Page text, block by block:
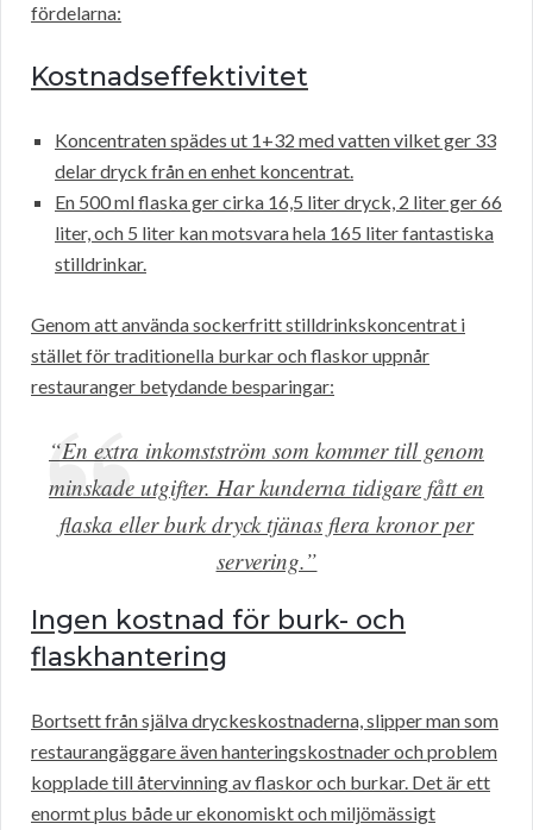
fördelarna:
Kostnadseffektivitet
Koncentraten spädes ut 1+32 med vatten vilket ger 33
delar dryck från en enhet koncentrat.
En 500 ml flaska ger cirka 16,5 liter dryck, 2 liter ger 66
liter, och 5 liter kan motsvara hela 165 liter fantastiska
stilldrinkar.
Genom att använda sockerfritt stilldrinkskoncentrat i
stället för traditionella burkar och flaskor uppnår
restauranger betydande besparingar:
“En extra inkomstström som kommer till genom
minskade utgifter. Har kunderna tidigare fått en
flaska eller burk dryck tjänas flera kronor per
servering.”
Ingen kostnad för burk- och
flaskhantering
Bortsett från själva dryckeskostnaderna, slipper man som
restaurangäggare även hanteringskostnader och problem
kopplade till återvinning av flaskor och burkar. Det är ett
enormt plus både ur ekonomiskt och miljömässigt